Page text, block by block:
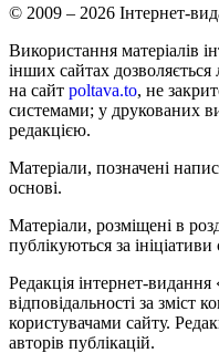
© 2009 – 2026 Інтернет-
Використання матеріалів
інших сайтах
на сайт poltava.to, не
системами; у друкованих
редакцією.
Матеріали, позначені
основі.
Матеріали, розміщені в
публікуються за
Редакція інтернет-
відповідальності за зміст
користувачами сайту.
авторів публікацій.